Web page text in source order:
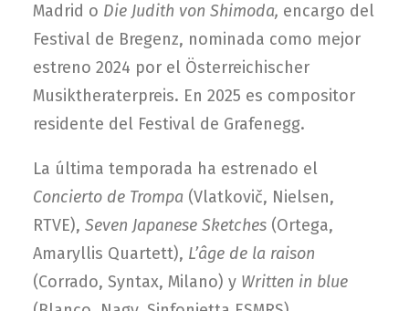
Madrid o Die Judith von Shimoda, encargo del
Festival de Bregenz, nominada como mejor
estreno 2024 por el Österreichischer
Musiktheraterpreis. En 2025 es compositor
residente del Festival de Grafenegg.
La última temporada ha estrenado el
Concierto de Trompa (Vlatkovič, Nielsen,
RTVE), Seven Japanese Sketches (Ortega,
Amaryllis Quartett), L’âge de la raison
(Corrado, Syntax, Milano) y Written in blue